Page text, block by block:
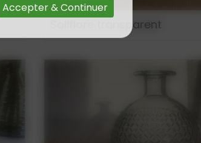
Accepter & Continuer
Soliflore transparent